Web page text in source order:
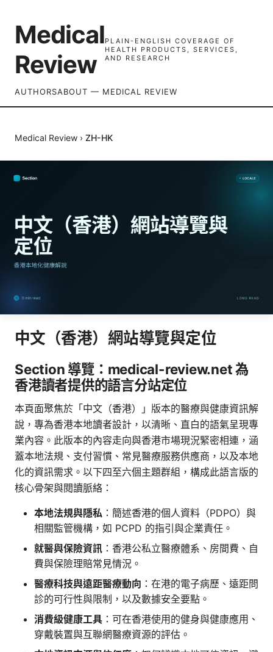
Medical
Review
PLAIN-ENGLISH COVERAGE OF
HEALTH PRODUCTS, SERVICES,
AND RESEARCH
AUTHORSABOUT — MEDICAL REVIEW
Medical Review › ZH-HK
中文（香港）網站導覽與定位
Section 導覽：medical-review.net 為
香港讀者提供的語言分站定位
本頁面聚焦於「中文（香港）」版本的醫療與健康資訊解
說，專為香港本地讀者設計，以清晰、直白的語氣呈現專
業內容。此版本的內容走向與香港市場現況緊密相連，涵
蓋本地法規、支付習慣、常見醫療服務供應商，以及本地
化的資訊需求。以下四至六個主題群組，構成此語言版的
核心骨架與閱讀脈絡：
本地法規與隱私 ：簡述香港的個人資料（PDPO）與
相關監管機構，如 PCPD 的指引與企業責任。
就醫與保險資訊 ：香港公私立醫療體系、房間費、自
費與保險理賠常見情況。
醫療科技與遠距醫療動向 ：在港的電子病歷、遠距問
診的可行性與限制，以及數據安全要點。
消費級健康工具 ：可在香港使用的健身與健康應用、
穿戴裝置與互聯網醫療資源的評估。